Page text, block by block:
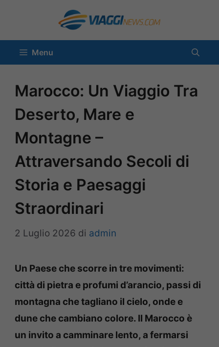
contenuto
Menu
Marocco: Un Viaggio Tra
Deserto, Mare e
Montagne –
Attraversando Secoli di
Storia e Paesaggi
Straordinari
2 Luglio 2026 di admin
Un Paese che scorre in tre movimenti:
città di pietra e profumi d’arancio, passi di
montagna che tagliano il cielo, onde e
dune che cambiano colore. Il Marocco è
un invito a camminare lento, a fermarsi